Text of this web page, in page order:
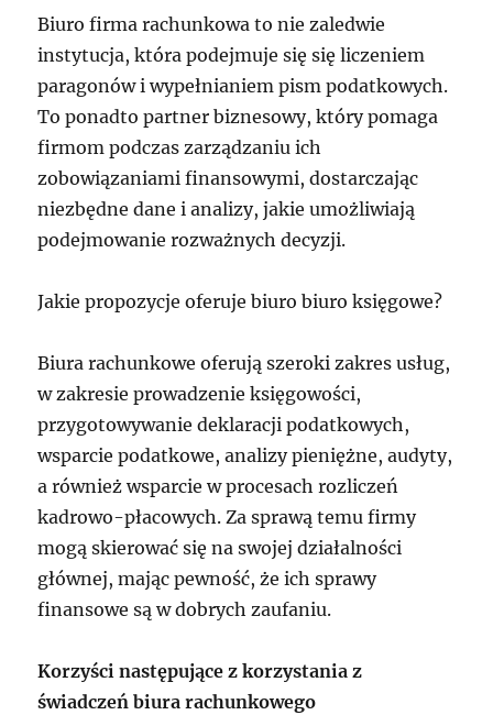
Biuro firma rachunkowa to nie zaledwie
instytucja, która podejmuje się się liczeniem
paragonów i wypełnianiem pism podatkowych.
To ponadto partner biznesowy, który pomaga
firmom podczas zarządzaniu ich
zobowiązaniami finansowymi, dostarczając
niezbędne dane i analizy, jakie umożliwiają
podejmowanie rozważnych decyzji.
Jakie propozycje oferuje biuro biuro księgowe?
Biura rachunkowe oferują szeroki zakres usług,
w zakresie prowadzenie księgowości,
przygotowywanie deklaracji podatkowych,
wsparcie podatkowe, analizy pieniężne, audyty,
a również wsparcie w procesach rozliczeń
kadrowo-płacowych. Za sprawą temu firmy
mogą skierować się na swojej działalności
głównej, mając pewność, że ich sprawy
finansowe są w dobrych zaufaniu.
Korzyści następujące z korzystania z
świadczeń biura rachunkowego